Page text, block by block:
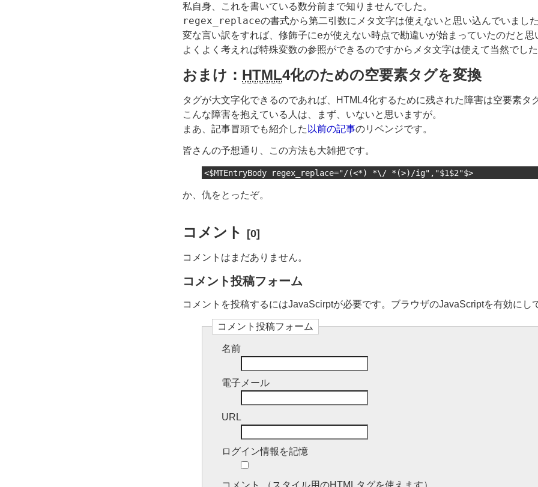
私自身、これを書いている数分前まで知りませんでした。
regex_replaceの書式から第二引数にメタ文字は使えないと思い込んでいました
変な言い訳をすれば、修飾子にeが使えない時点で勘違いが始まっていたのだと思
よくよく考えれば特殊変数の参照ができるのですからメタ文字は使えて当然でした
おまけ： HTML4化のための空要素タグを変換
タグが大文字化できるのであれば、HTML4化するために残された障害は空要素タ
こんな障害を抱えている人は、まず、いないと思いますが。
まあ、記事冒頭でも紹介した 以前の記事のリベンジです。
皆さんの予想通り、この方法も大雑把です。
<$MTEntryBody regex_replace="/(<*) *\/ *(>)/ig","$1$2"$>
か、仇をとったぞ。
コメント [0]
コメントはまだありません。
コメント投稿フォーム
コメントを投稿するにはJavaScirptが必要です。ブラウザのJavaScriptを有効にし
コメント投稿フォーム
名前
電子メール
URL
ログイン情報を記憶